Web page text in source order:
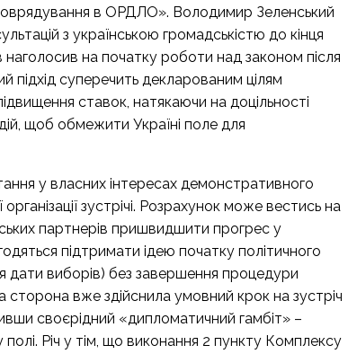
в ОРДЛО». Володимир Зеленський
з українською громадськістю до кінця
на початку роботи над законом після
підхід суперечить декларованим цілям
ставок, натякаючи на доцільності
щоб обмежити Україні поле для
у власних інтересах демонстративного
зустрічі. Розрахунок може вестись на
партнерів пришвидшити прогрес у
підтримати ідею початку політичного
дати виборів) без завершення процедури
сторона вже здійснила умовний крок на зустріч
своєрідний «дипломатичний гамбіт» –
Річ у тім, що виконання 2 пункту Комплексу